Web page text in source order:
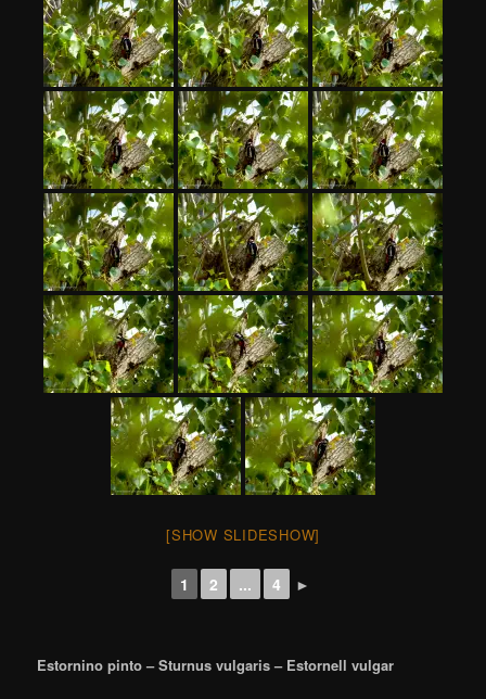
[SHOW SLIDESHOW]
1 2 ... 4 ►
Estornino pinto – Sturnus vulgaris – Estornell vulgar